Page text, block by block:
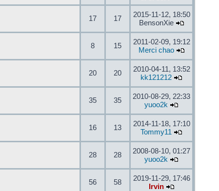
17 17
2015-11-12, 18:50
BensonXie
8 15
2011-02-09, 19:12
Merci chao
20 20
2010-04-11, 13:52
kk121212
35 35
2010-08-29, 22:33
yuoo2k
16 13
2014-11-18, 17:10
Tommy11
28 28
2008-08-10, 01:27
yuoo2k
56 58
2019-11-29, 17:46
Irvin